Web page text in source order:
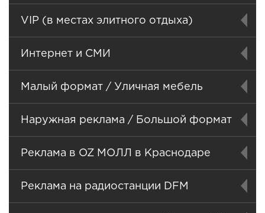
VIP (в местах элитного отдыха)
Интернет и СМИ
Малый формат / Уличная мебель
Наружная реклама / Большой формат
Реклама в OZ МОЛЛ в Краснодаре
Реклама на радиостанции DFM